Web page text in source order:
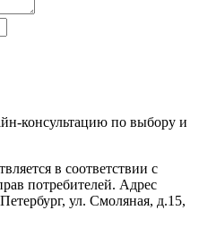
консультацию по выбору и
в соответствии с
потребителей. Адрес
ул. Смоляная, д.15,